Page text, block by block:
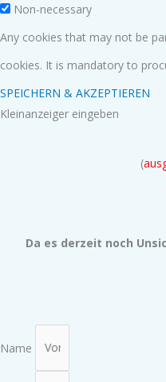
Non-necessary
Any cookies that may not be
cookies. It is mandatory to
SPEICHERN & AKZEPTIEREN
Kleinanzeiger eingeben
(
Da es derzeit noch
Name